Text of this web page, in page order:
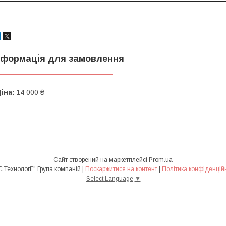
для замовлення
14 000 ₴
Сайт створений на маркетплейсі Prom.ua
"АВС Технології" Група компаній | Поскаржитися на контент | Політика
Select Language ▼